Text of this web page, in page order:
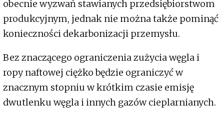
obecnie wyzwań stawianych przedsiębiorstwom
produkcyjnym, jednak nie można także pominąć
konieczności dekarbonizacji przemysłu.
Bez znaczącego ograniczenia zużycia węgla i
ropy naftowej ciężko będzie ograniczyć w
znacznym stopniu w krótkim czasie emisję
dwutlenku węgla i innych gazów cieplarnianych.